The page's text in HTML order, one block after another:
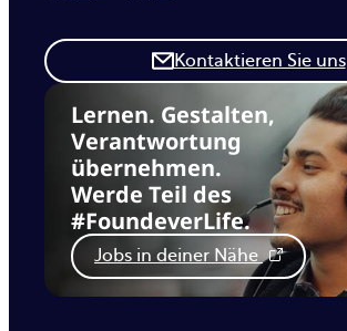
Lernen. Gestalten,
Verantwortung
übernehmen.
Werde Teil des
#FoundeverLife.
Jobs in deiner Nähe
Kontaktieren Sie uns